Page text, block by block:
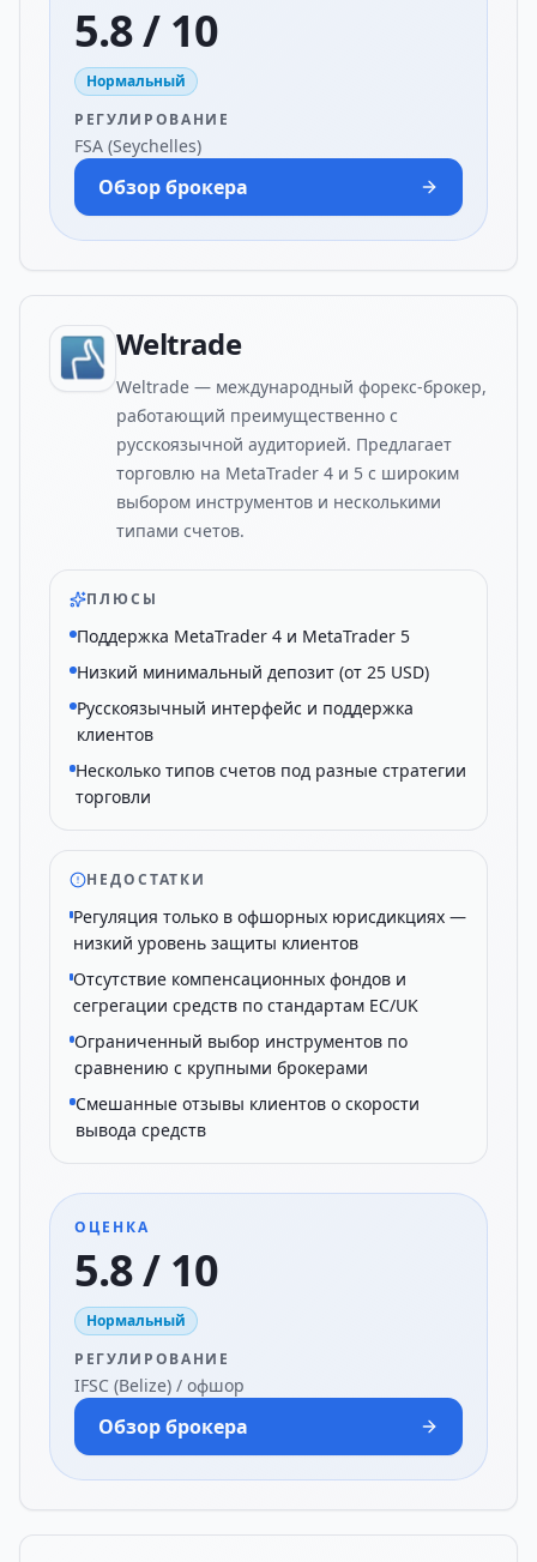
5.8 / 10
Нормальный
РЕГУЛИРОВАНИЕ
FSA (Seychelles)
Обзор брокера
Weltrade
Weltrade — международный форекс-брокер,
работающий преимущественно с
русскоязычной аудиторией. Предлагает
торговлю на MetaTrader 4 и 5 с широким
выбором инструментов и несколькими
типами счетов.
ПЛЮСЫ
Поддержка MetaTrader 4 и MetaTrader 5
Низкий минимальный депозит (от 25 USD)
Русскоязычный интерфейс и поддержка
клиентов
Несколько типов счетов под разные стратегии
торговли
НЕДОСТАТКИ
Регуляция только в офшорных юрисдикциях —
низкий уровень защиты клиентов
Отсутствие компенсационных фондов и
сегрегации средств по стандартам ЕС/UK
Ограниченный выбор инструментов по
сравнению с крупными брокерами
Смешанные отзывы клиентов о скорости
вывода средств
ОЦЕНКА
5.8 / 10
Нормальный
РЕГУЛИРОВАНИЕ
IFSC (Belize) / офшор
Обзор брокера